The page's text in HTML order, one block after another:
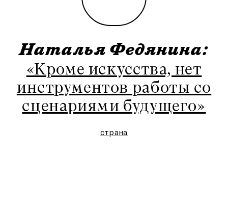
страна
Наталья Федянина:
«Кроме искусства, нет
инструментов работы со
сценариями будущего»